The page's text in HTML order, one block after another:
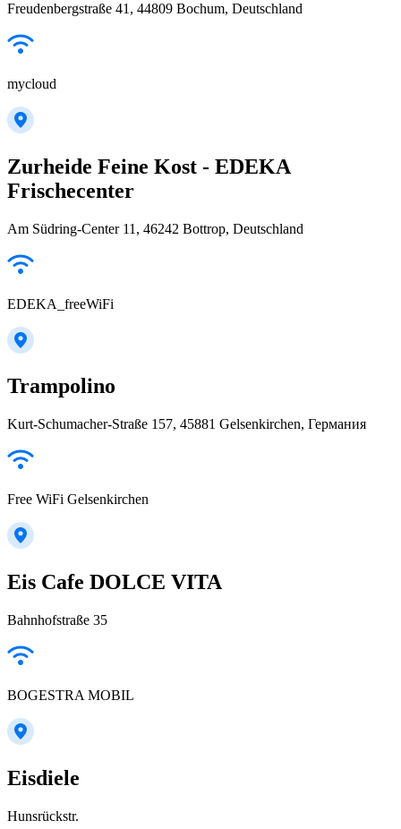
Freudenbergstraße 41, 44809 Bochum, Deutschland
mycloud
Zurheide Feine Kost - EDEKA
Frischecenter
Am Südring-Center 11, 46242 Bottrop, Deutschland
EDEKA_freeWiFi
Trampolino
Kurt-Schumacher-Straße 157, 45881 Gelsenkirchen, Германия
Free WiFi Gelsenkirchen
Eis Cafe DOLCE VITA
Bahnhofstraße 35
BOGESTRA MOBIL
Eisdiele
Hunsrückstr.